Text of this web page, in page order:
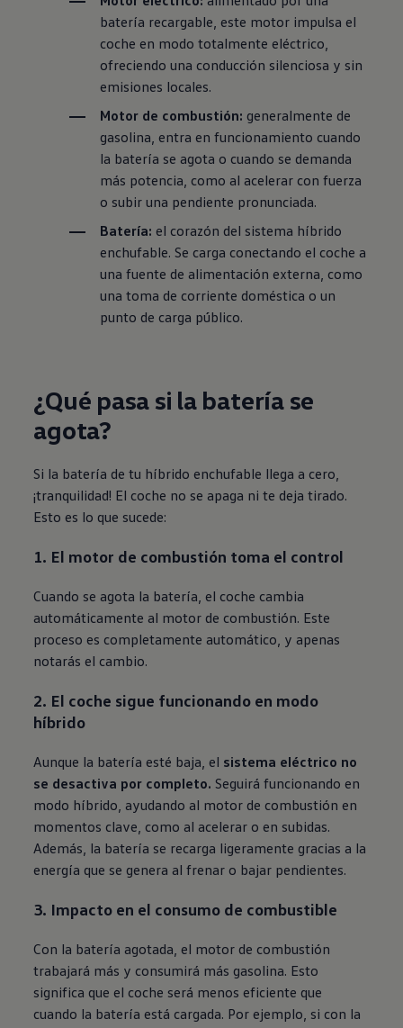
batería recargable, este motor impulsa el
coche en modo totalmente eléctrico,
ofreciendo una conducción silenciosa y sin
emisiones locales.
Motor de combustión: generalmente de
gasolina, entra en funcionamiento cuando
la batería se agota o cuando se demanda
más potencia, como al acelerar con fuerza
o subir una pendiente pronunciada.
Batería: el corazón del sistema híbrido
enchufable. Se carga conectando el coche a
una fuente de alimentación externa, como
una toma de corriente doméstica o un
punto de carga público.
¿Qué pasa si la batería se
agota?
Si la batería de tu híbrido enchufable llega a cero,
¡tranquilidad! El coche no se apaga ni te deja tirado.
Esto es lo que sucede:
1. El motor de combustión toma el control
Cuando se agota la batería, el coche cambia
automáticamente al motor de combustión. Este
proceso es completamente automático, y apenas
notarás el cambio.
2. El coche sigue funcionando en modo
híbrido
Aunque la batería esté baja, el sistema eléctrico no
se desactiva por completo.Seguirá funcionando en
modo híbrido, ayudando al motor de combustión en
momentos clave, como al acelerar o en subidas.
Además, la batería se recarga ligeramente gracias a la
energía que se genera al frenar o bajar pendientes.
3. Impacto en el consumo de combustible
Con la batería agotada, el motor de combustión
trabajará más y consumirá más gasolina. Esto
significa que el coche será menos eficiente que
cuando la batería está cargada. Por ejemplo, si con la